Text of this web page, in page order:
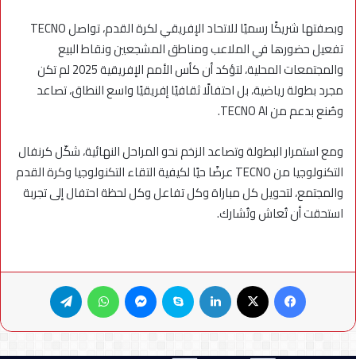
وبصفتها شريكًا رسميًا للاتحاد الإفريقي لكرة القدم، تواصل TECNO
تفعيل حضورها في الملاعب ومناطق المشجعين ونقاط البيع
والمجتمعات المحلية، لتؤكد أن كأس الأمم الإفريقية 2025 لم تكن
مجرد بطولة رياضية، بل احتفالًا ثقافيًا إفريقيًا واسع النطاق، تصاعد
وصُنع بدعم من TECNO AI.
ومع استمرار البطولة وتصاعد الزخم نحو المراحل النهائية، شكّل كرنفال
التكنولوجيا من TECNO عرضًا حيًا لكيفية التقاء التكنولوجيا وكرة القدم
والمجتمع، لتحويل كل مباراة وكل تفاعل وكل لحظة احتفال إلى تجربة
استحقت أن تُعاش وتُشارك.
فيسبوك لينكدإن سكايب ماسنجر واتساب